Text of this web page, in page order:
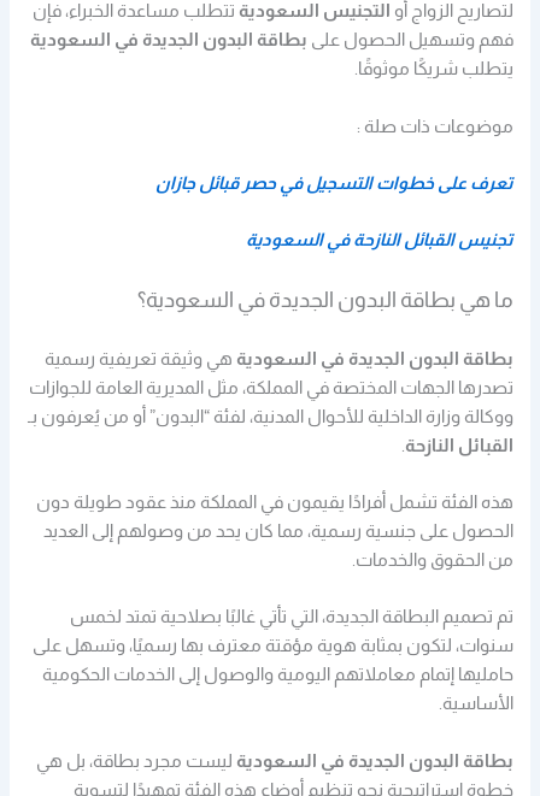
لتصاريح الزواج أو التجنيس السعودية تتطلب مساعدة الخبراء، فإن
فهم وتسهيل الحصول على بطاقة البدون الجديدة في السعودية
يتطلب شريكًا موثوقًا.
موضوعات ذات صلة :
تعرف على خطوات التسجيل في حصر قبائل جازان
تجنيس القبائل النازحة في السعودية
ما هي بطاقة البدون الجديدة في السعودية؟
بطاقة البدون الجديدة في السعودية هي وثيقة تعريفية رسمية
تصدرها الجهات المختصة في المملكة، مثل المديرية العامة للجوازات
ووكالة وزارة الداخلية للأحوال المدنية، لفئة “البدون” أو من يُعرفون بـ
القبائل النازحة
هذه الفئة تشمل أفرادًا يقيمون في المملكة منذ عقود طويلة دون
الحصول على جنسية رسمية، مما كان يحد من وصولهم إلى العديد
من الحقوق والخدمات.
تم تصميم البطاقة الجديدة، التي تأتي غالبًا بصلاحية تمتد لخمس
سنوات، لتكون بمثابة هوية مؤقتة معترف بها رسميًا، وتسهل على
حامليها إتمام معاملاتهم اليومية والوصول إلى الخدمات الحكومية
الأساسية.
بطاقة البدون الجديدة في السعودية
ليست مجرد بطاقة، بل هي
خطوة استراتيجية نحو تنظيم أوضاع هذه الفئة تمهيدًا لتسوية